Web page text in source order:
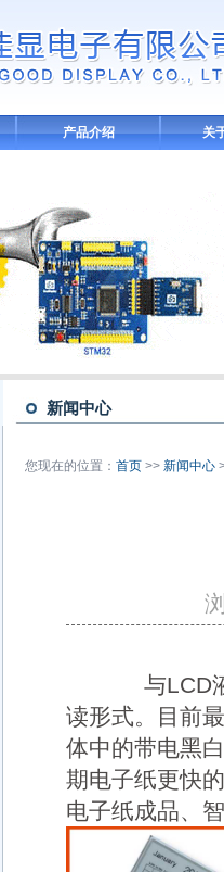
产品介绍 关
新闻中心
您现在的位置：首页 >>新闻中心
与LCD液
读形式。目前
体中的带电黑
期电子纸更快
电子纸成品、